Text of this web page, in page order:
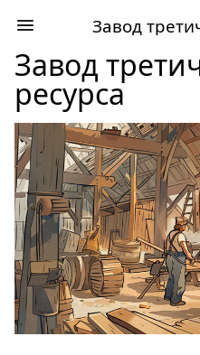
Завод
Завод
ресурса